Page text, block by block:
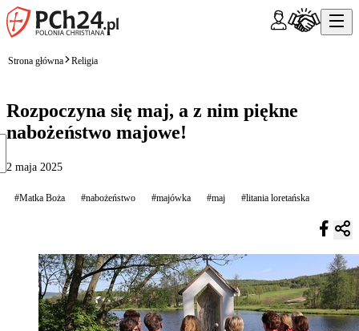
Strona główna Religia
Rozpoczyna się maj, a z nim piękne
nabożeństwo majowe!
2 maja 2025
#Matka Boża #nabożeństwo #majówka #maj #litania loretańska